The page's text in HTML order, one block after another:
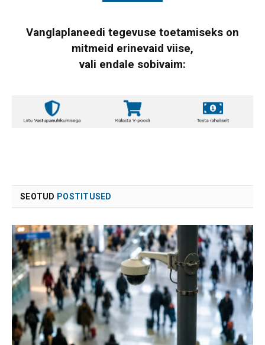
Vanglaplaneedi tegevuse toetamiseks on
mitmeid erinevaid viise,
vali endale sobivaim:
SEOTUD POSTITUSED